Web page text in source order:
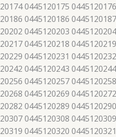
0445120175
0445120186
0445120203
0445120218
0445120231
0445120243
0445120257
0445120269
0445120289
0445120308
0445120320